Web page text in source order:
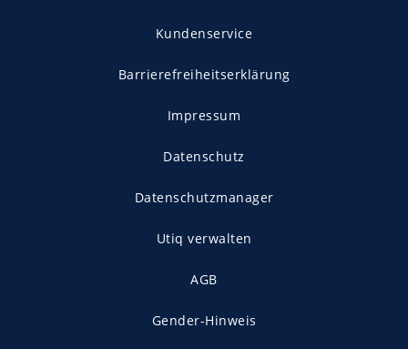
Kundenservice
Barrierefreiheitserklärung
Impressum
Datenschutz
Datenschutzmanager
Utiq verwalten
AGB
Gender-Hinweis